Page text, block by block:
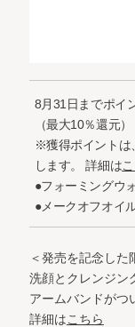
8月31日までポイ
（最大10％還元）
※獲得ポイントは
します。詳細は
●フォーミングウ
●メークオフオイ
＜発売を記念した
洗顔とクレンジン
アームバンドがつ
詳細はこちら